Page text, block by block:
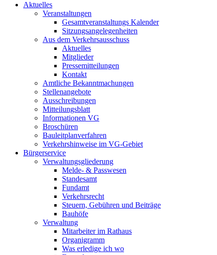
Aktuelles
Veranstaltungen
Gesamtveranstaltungs Kalender
Sitzungsangelegenheiten
Aus dem Verkehrsausschuss
Aktuelles
Mitglieder
Pressemitteilungen
Kontakt
Amtliche Bekanntmachungen
Stellenangebote
Ausschreibungen
Mitteilungsblatt
Informationen VG
Broschüren
Bauleitplanverfahren
Verkehrshinweise im VG-Gebiet
Bürgerservice
Verwaltungsgliederung
Melde- & Passwesen
Standesamt
Fundamt
Verkehrsrecht
Steuern, Gebühren und Beiträge
Bauhöfe
Verwaltung
Mitarbeiter im Rathaus
Organigramm
Was erledige ich wo